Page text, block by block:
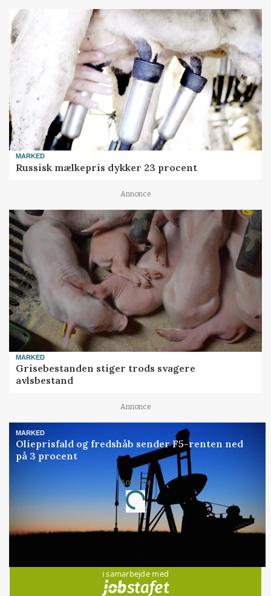
MARKED
Russisk mælkepris dykker 23 procent
Annonce
MARKED
Grisebestanden stiger trods svagere
avlsbestand
Annonce
MARKED
Olieprisfald og fredshåb sender F5-renten ned
på 3 procent
Annonce
Loading...
i samarbejde med